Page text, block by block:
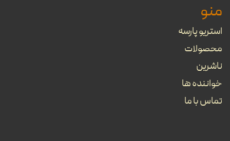
08
خرداد
09
ارديبهشت
منو
استریو پارسه
محصولات
ناشرین
خواننده ها
تماس با ما